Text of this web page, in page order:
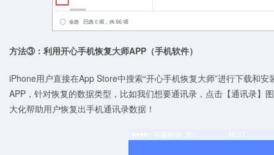
方法③：利用开心手机恢复大师APP（手机软件）
iPhone用户直接在App Store中搜索“开心手机恢复大师”进行下载和
APP，针对恢复的数据类型，比如我们想要通讯录，点击【通讯录】
大化帮助用户恢复出手机通讯录数据！